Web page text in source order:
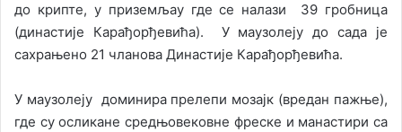
до крипте, у приземљау где се налази 39 гробница
(династије Карађорђевића). У маузолеју до сада је
сахрањено 21 чланова Династије Карађорђевића.
У маузолеју доминира прелепи мозајк (вредан пажње),
где су осликане средњовековне фреске и манастири са